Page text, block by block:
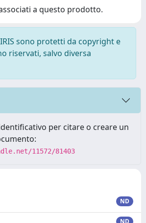
a questo prodotto.
sono protetti da copyright e
riservati, salvo diversa
per citare o creare un
11572/81403
ND